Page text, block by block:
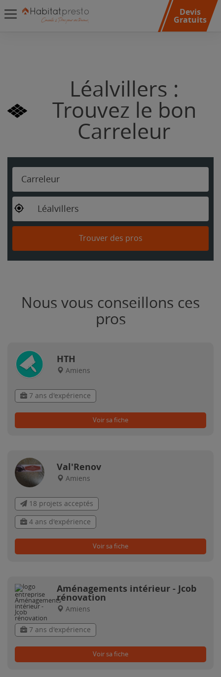
Devis
Gratuits
Léalvillers :
Trouvez le bon
Carreleur
Carreleur
Léalvillers
Trouver des pros
Nous vous conseillons ces
pros
HTH
Amiens
7 ans d'expérience
Voir sa fiche
Val'Renov
Amiens
18 projets acceptés
4 ans d'expérience
Voir sa fiche
Aménagements intérieur - Jcob
rénovation
Amiens
7 ans d'expérience
Voir sa fiche